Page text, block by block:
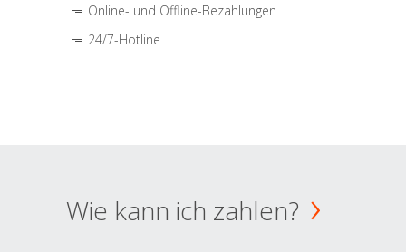
Online- und Offline-Bezahlungen
24/7-Hotline
Wie kann ich zahlen?